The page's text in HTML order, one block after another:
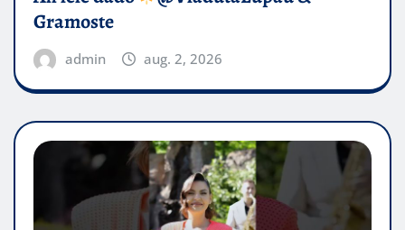
Gramoste
admin aug. 2, 2026